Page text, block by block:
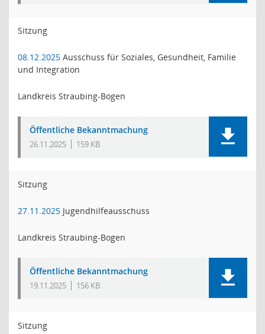
Sitzung
08.12.2025 Ausschuss für Soziales, Gesundheit, Familie
und Integration
Landkreis Straubing-Bogen
Öffentliche Bekanntmachung
26.11.2025 159 KB
Sitzung
27.11.2025 Jugendhilfeausschuss
Landkreis Straubing-Bogen
Öffentliche Bekanntmachung
19.11.2025 156 KB
Sitzung